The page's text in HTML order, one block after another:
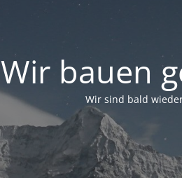
Wir bauen
Wir sind bald